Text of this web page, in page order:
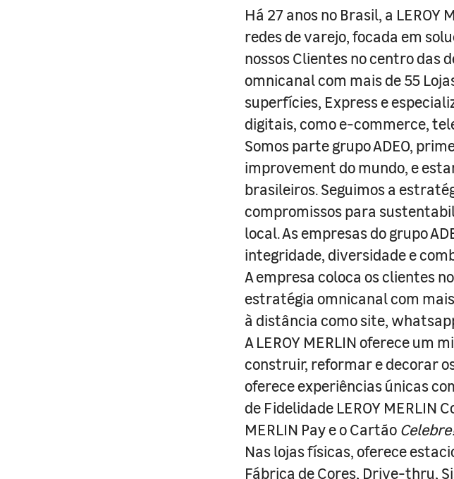
Há 27 anos no Brasil, a
redes de varejo, focada em
nossos Clientes no centro das
omnicanal com mais de 55
superfícies, Express e
digitais, como e-commerce,
Somos parte grupo ADEO,
improvement do mundo, e
brasileiros. Seguimos a
compromissos para
local. As empresas do grupo
integridade, diversidade e
A empresa coloca os clientes
estratégia omnicanal com
à distância como site,
A LEROY MERLIN oferece um
construir, reformar e decorar
oferece experiências únicas
de Fidelidade LEROY MERLIN
MERLIN Pay e o Cartão
Nas lojas físicas, oferece
Fábrica de Cores, Drive-thru,